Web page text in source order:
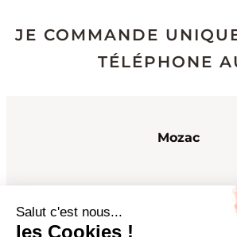
JE COMMANDE
TÉLÉPHONE
Mozac
Salut c'est nous...
les Cookies !